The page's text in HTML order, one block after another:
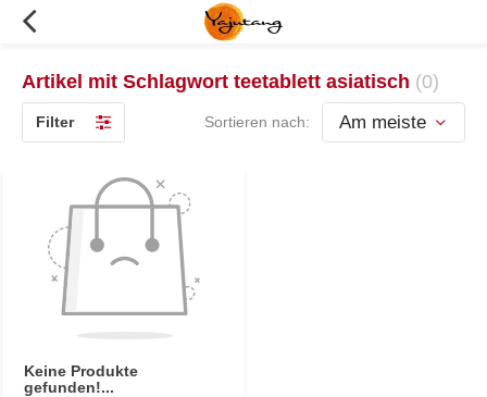
Artikel mit Schlagwort teetablett asiatisch (0)
Filter Sortieren nach:
Keine Produkte
gefunden!...